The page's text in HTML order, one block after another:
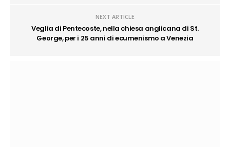
NEXT ARTICLE
Veglia di Pentecoste, nella chiesa anglicana di St.
George, per i 25 anni di ecumenismo a Venezia